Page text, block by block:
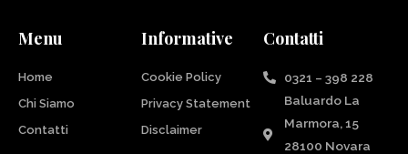
Menu
Home
Chi Siamo
Contatti
Informative
Cookie Policy
Privacy Statement
Disclaimer
Contatti
0321 – 398 228
Baluardo La
Marmora, 15
28100 Novara